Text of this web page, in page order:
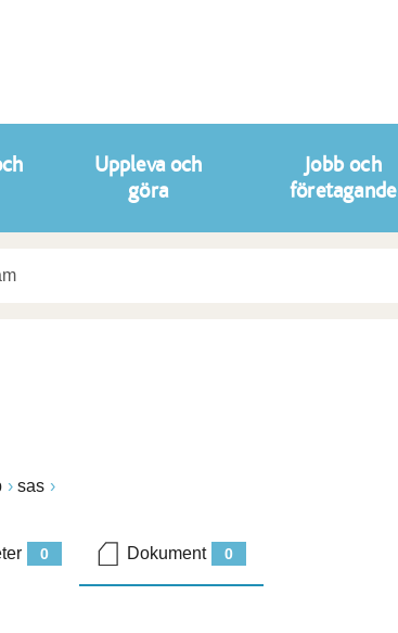
Uppleva och
göra
Jobb och
företagande
sas
0 0
Dokument